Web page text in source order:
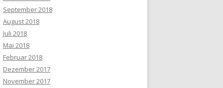
September 2018
August 2018
Juli 2018
Mai 2018
Februar 2018
Dezember 2017
November 2017